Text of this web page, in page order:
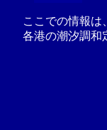
ここでの情報は
各港の潮汐調和